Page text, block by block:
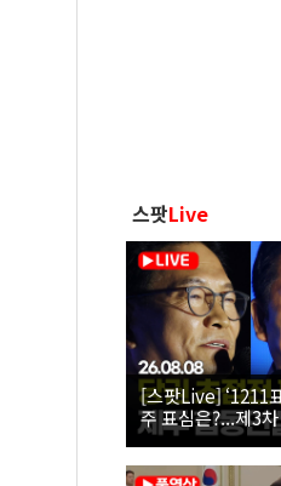
스팟Live
[스팟Live] ‘1211
주 표심은?...제3
제주 합동연설회